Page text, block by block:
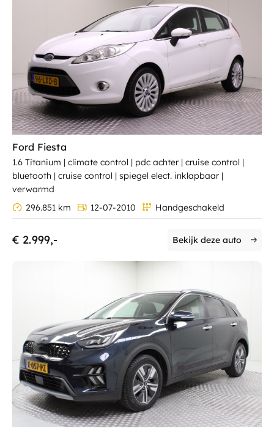
Ford Fiesta
1.6 Titanium | climate control | pdc achter | cruise control |
bluetooth | cruise control | spiegel elect. inklapbaar |
verwarmd
296.851 km
12-07-2010 Handgeschakeld
€ 2.999,- Bekijk deze auto